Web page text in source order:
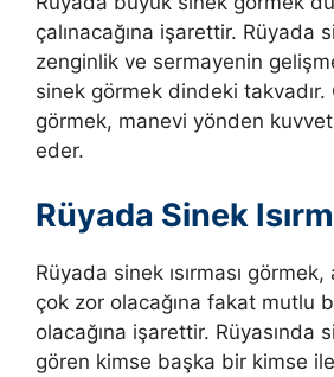
çalınacağına işarettir. Rüyada
zenginlik ve sermayenin
sinek görmek dindeki
görmek, manevi yönden
eder.
Rüyada Sinek
Rüyada sinek ısırması
çok zor olacağına fakat mutlu
olacağına işarettir. Rüyasında
gören kimse başka bir kimse